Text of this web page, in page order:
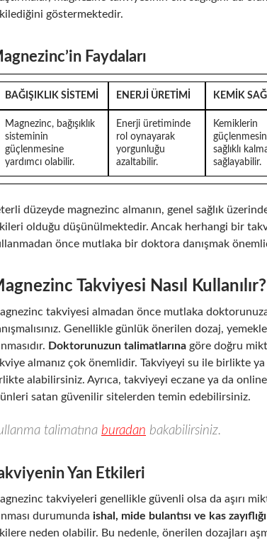
göstermektedir.
Faydaları
BAĞIŞIKLIK SISTEMI ENERJI ÜRETIMI KEMIK
Magnezinc, bağışıklık
sisteminin
güçlenmesine
yardımcı olabilir.
Enerji üretiminde
rol oynayarak
yorgunluğu
azaltabilir.
Kemiklerin
sağlıklı
sağlayabilir.
düzeyde magnezinc almanın, genel sağlık
olduğu düşünülmektedir. Ancak herhangi bir
önce mutlaka bir doktora danışmak
Takviyesi Nasıl Kullanılır?
takviyesi almadan önce mutlaka
Genellikle günlük önerilen dozaj,
Doktorunuzun talimatlarına göre doğru
almanız çok önemlidir. Takviyeyi su ile birlikte
alabilirsiniz. Ayrıca, takviyeyi eczane ya da online
satan güvenilir sitelerden temin edebilirsiniz.
talimatına buradan bakabilirsiniz.
Yan Etkileri
takviyeleri genellikle güvenli olsa da aşırı
durumunda ishal, mide bulantısı ve kas zayıflığı
neden olabilir. Bu nedenle, önerilen dozajları